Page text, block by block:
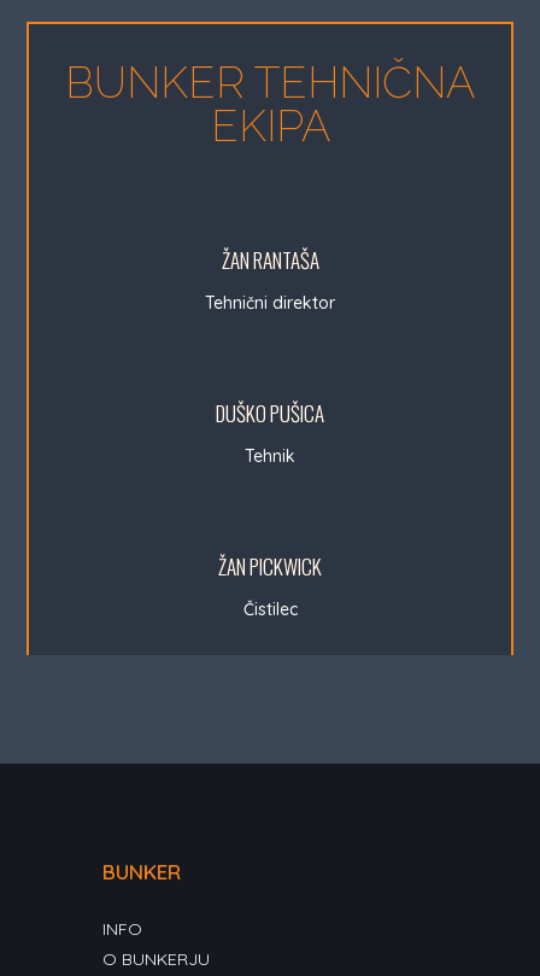
BUNKER TEHNIČNA
EKIPA
ŽAN RANTAŠA
Tehnični direktor
DUŠKO PUŠICA
Tehnik
ŽAN PICKWICK
Čistilec
BUNKER
INFO
O BUNKERJU